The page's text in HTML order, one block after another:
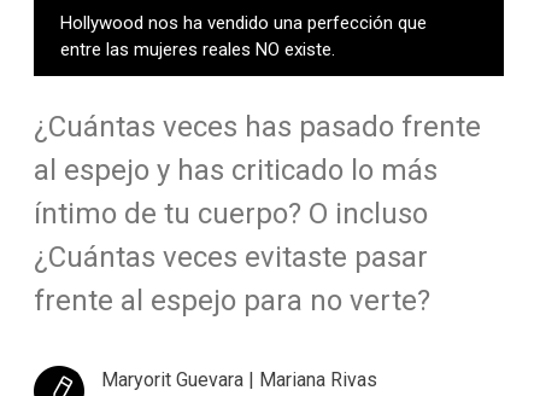
Hollywood nos ha vendido una perfección que
entre las mujeres reales NO existe.
¿Cuántas veces has pasado frente
al espejo y has criticado lo más
íntimo de tu cuerpo? O incluso
¿Cuántas veces evitaste pasar
frente al espejo para no verte?
Maryorit Guevara | Mariana Rivas